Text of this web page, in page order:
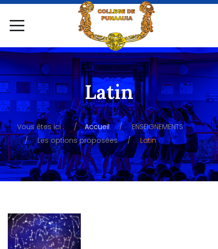
Latin
Vous êtes ici : Accueil
ENSEIGNEMENTS
Les options proposées
Latin